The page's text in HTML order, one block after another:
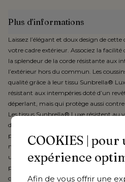
COOKIES | pour
expérience
Afin de vous offrir une
Plus d’informations
Laissez l’élégant et doux design de
votre cadre extérieur. Associez la
la splendeur de la corde résistante aux
l’extérieur hors du commun. Les
qualité grâce à leur tissu Sunbrella®
résistant aux intempéries doté d’un
déperlant, mais qui protège aussi contre
Les tissus Sunbrella® Luxe résistent au
dehors toute l’année et, de plus, ne
pendant très longtemps grâce à leur
masse. Dans la gamme Bristol À La
une double couche de mousse « quick
pores ouverts qui ne retient pas l’eau et
coussins sont dotés d’une fermeture